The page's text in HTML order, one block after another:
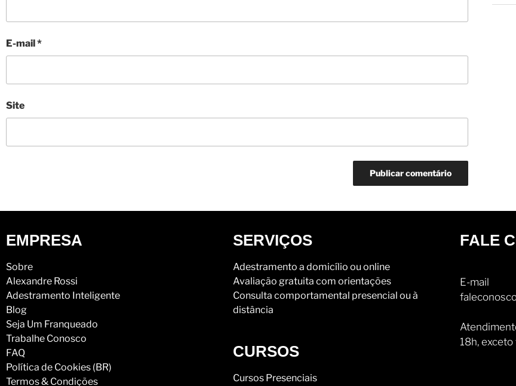
E-mail*
Site
EMPRESA
Sobre
Alexandre Rossi
Adestramento Inteligente
Blog
Seja Um Franqueado
Trabalhe Conosco
FAQ
Política de Cookies (BR)
Termos & Condições
SERVIÇOS
Adestramento a domicílio ou online
Avaliação gratuita com orientações
Consulta comportamental presencial ou à
distância
CURSOS
Cursos Presenciais
FALE
E-mail
18h,